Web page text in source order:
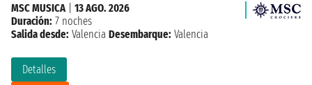
Detalles
MSC MUSICA
13 AGO. 2026
Duración: 7 noches
Salida desde: Valencia Desembarque: Valencia